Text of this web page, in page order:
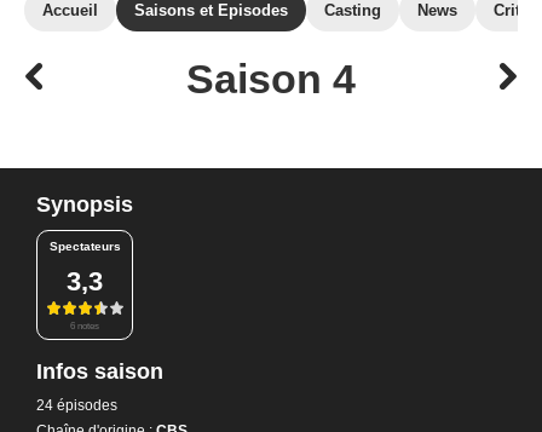
Accueil Saisons et Episodes Casting News
Saison 4
Synopsis
Spectateurs
3,3
6 notes
Infos saison
24 épisodes